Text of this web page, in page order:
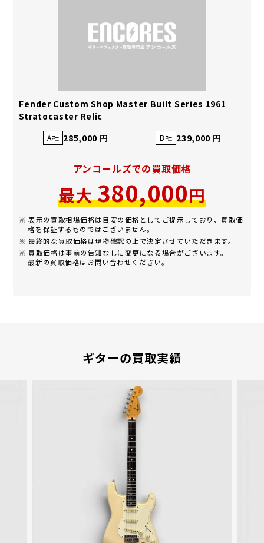
Fender Custom Shop Master Built Series 1961
Stratocaster Relic
A社 285,000 円 B社 239,000 円
アンコールズでの買取価格
最大380,000円
※ 表示の買取相場価格は目安の価格としてご提示しており、買取価
格を保証するものではございません。
※ 最終的な買取価格は現物確認の上で決定させていただきます。
※ 買取価格は事前の告知なしに変更になる場合がございます。
最新の買取価格はお問い合わせください。
ギターの買取実績